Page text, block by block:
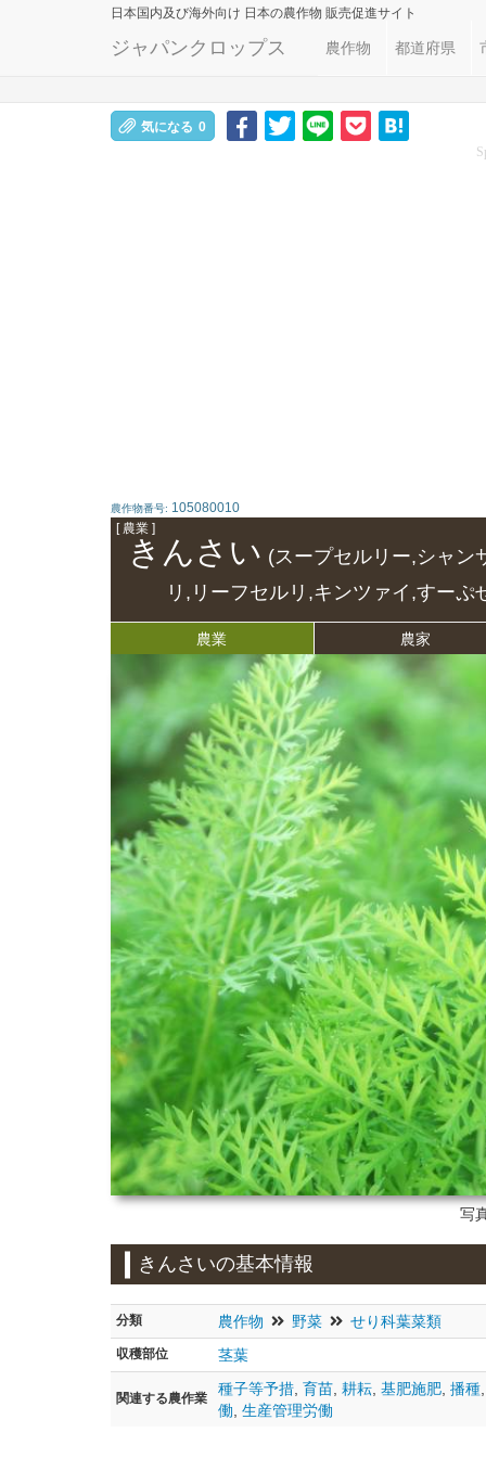
日本国内及び海外向け 日本の農作物 販売促進サイト
ジャパンクロップス 農作物 都道府県
気になる 0
農作物番号: 105080010
[ 農業 ]
きんさい (スープセルリー,シャン
リ,リーフセルリ,キンツァイ,すー
農業 農家
写
きんさいの基本情報
分類 農作物 野菜 せり科葉菜類
収穫部位 茎葉
関連する農作業
種子等予措, 育苗, 耕耘, 基肥施肥, 播種,
働, 生産管理労働